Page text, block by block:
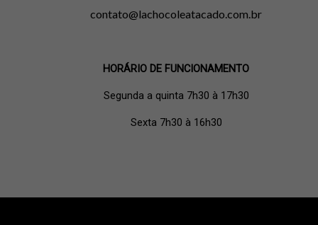
contato@lachocoleatacado.com.br
HORÁRIO DE FUNCIONAMENTO
Segunda a quinta 7h30 à 17h30
Sexta 7h30 à 16h30